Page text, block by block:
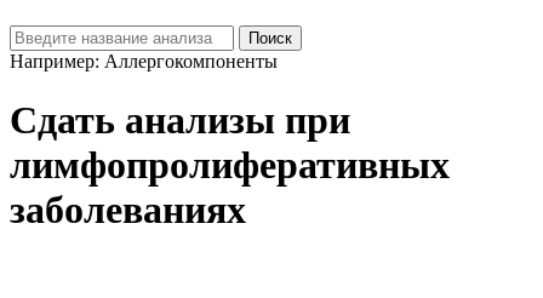
Например: Аллергокомпоненты
Сдать анализы при
лимфопролиферативных
заболеваниях